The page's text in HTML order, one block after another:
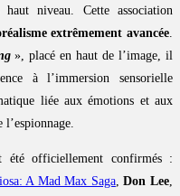
niveau. Cette association
extrêmement avancée.
», placé en haut de l’image, il
à l’immersion sensorielle
liée aux émotions et aux
l’espionnage.
été officiellement confirmés :
A Mad Max Saga,Don Lee,